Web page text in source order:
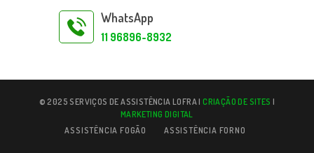
WhatsApp
11 96896-8932
© 2025 SERVIÇOS DE ASSISTÊNCIA LOFRA |CRIAÇÃO DE SITES |
MARKETING DIGITAL
ASSISTÊNCIA FOGÃO
ASSISTÊNCIA FORNO